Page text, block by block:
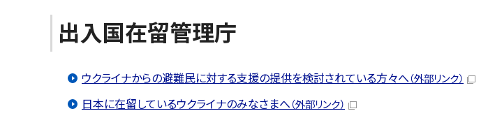
出入国在留管理庁
ウクライナからの避難民に対する支援の提供を検討されている方々へ（外部リンク）
日本に在留しているウクライナのみなさまへ（外部リンク）